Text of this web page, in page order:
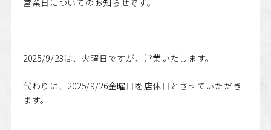
営業日についてのお知らせです。
2025/9/23は、火曜日ですが、営業いたします。
代わりに、2025/9/26金曜日を店休日とさせていただき
ます。